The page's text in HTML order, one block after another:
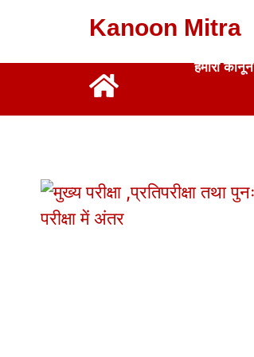
Kanoon Mitra
हमारा कानून